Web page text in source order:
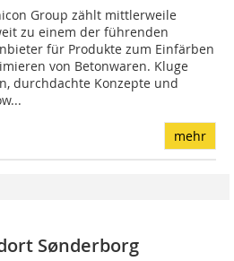
Group zählt mittlerweile
zu einem der führenden
für Produkte zum Einfärben
von Betonwaren. Kluge
durchdachte Konzepte und
mehr
Sønderborg